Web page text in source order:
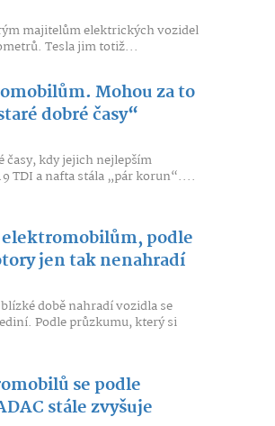
majitelům elektrických vozidel
Tesla jim totiž...
Mohou za to
dobré časy“
časy, kdy jejich nejlepším
TDI a nafta stála „pár korun“....
podle
jen tak nenahradí
době nahradí vozidla se
Podle průzkumu, který si
se podle
stále zvyšuje